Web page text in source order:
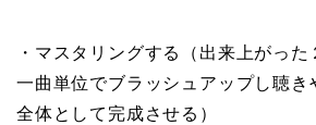
・ マスタリングする
（出来上がっ
一曲単位でブラッシュアップし聴き
全体として完成させる）